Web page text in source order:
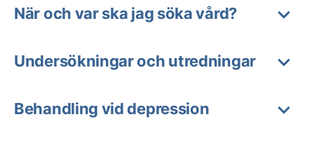
När och var ska jag söka vård?
Undersökningar och utredningar
Behandling vid depression